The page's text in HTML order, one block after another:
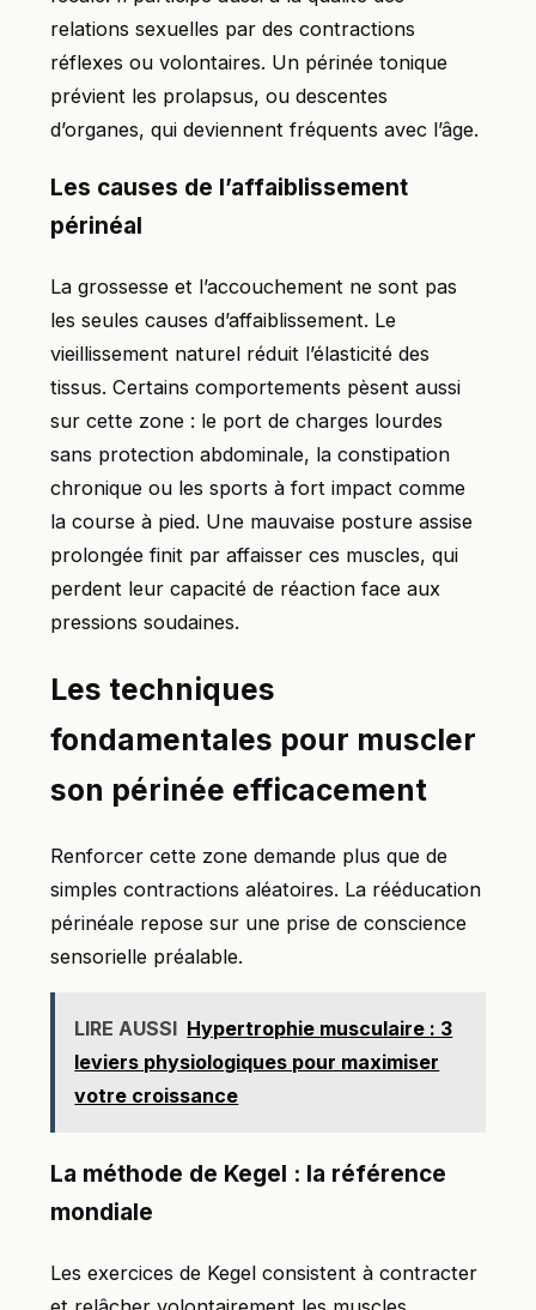
relations sexuelles par des contractions
réflexes ou volontaires. Un périnée tonique
prévient les prolapsus, ou descentes
d’organes, qui deviennent fréquents avec l’âge.
Les causes de l’affaiblissement
périnéal
La grossesse et l’accouchement ne sont pas
les seules causes d’affaiblissement. Le
vieillissement naturel réduit l’élasticité des
tissus. Certains comportements pèsent aussi
sur cette zone : le port de charges lourdes
sans protection abdominale, la constipation
chronique ou les sports à fort impact comme
la course à pied. Une mauvaise posture assise
prolongée finit par affaisser ces muscles, qui
perdent leur capacité de réaction face aux
pressions soudaines.
Les techniques
fondamentales pour muscler
son périnée efficacement
Renforcer cette zone demande plus que de
simples contractions aléatoires. La rééducation
périnéale repose sur une prise de conscience
sensorielle préalable.
LIRE AUSSI Hypertrophie musculaire : 3
leviers physiologiques pour maximiser
votre croissance
La méthode de Kegel : la référence
mondiale
Les exercices de Kegel consistent à contracter